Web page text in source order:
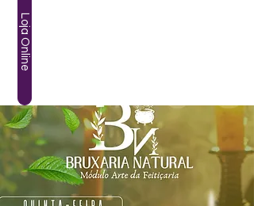
Loja Online